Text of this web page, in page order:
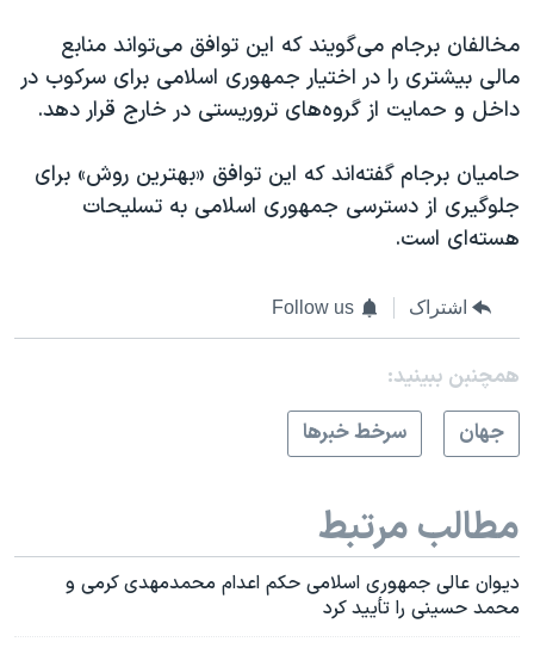
مخالفان برجام می‌گویند که این توافق می‌تواند منابع
مالی بیشتری را در اختیار جمهوری اسلامی برای سرکوب در
داخل و حمایت از گروه‌های تروریستی در خارج قرار دهد.
حامیان برجام گفته‌اند که این توافق «بهترین روش» برای
جلوگیری از دسترسی جمهوری اسلامی به تسلیحات
هسته‌ای است.
اشتراک Follow us
همچنبن ببینید:
جهان
سرخط خبرها
مطالب مرتبط
دیوان عالی جمهوری اسلامی حکم اعدام محمدمهدی کرمی و
محمد حسینی را تأیید کرد